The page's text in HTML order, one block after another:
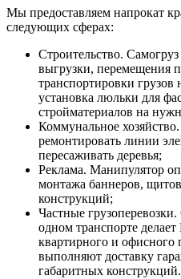
Мы предоставляем напрокат
следующих сферах:
Строительство.
выгрузки, перемещения
транспортировки
установка люльки для
стройматериалов на
Коммунальное
ремонтировать линии
пересаживать деревья;
Реклама. Манипулятор
монтажа баннеров,
конструкций;
Частные
одном транспорте
квартирного и
выполняют доставку
габаритных конструкций.